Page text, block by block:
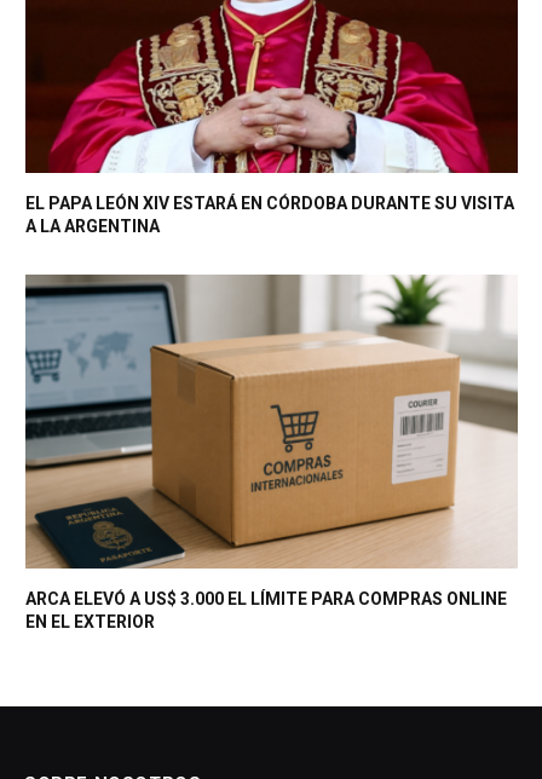
EL PAPA LEÓN XIV ESTARÁ EN CÓRDOBA DURANTE SU VISITA
A LA ARGENTINA
ARCA ELEVÓ A US$ 3.000 EL LÍMITE PARA COMPRAS ONLINE
EN EL EXTERIOR